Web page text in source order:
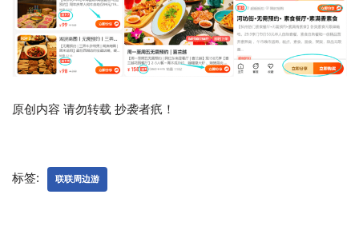
原创内容 请勿转载 抄袭者疧！
标签: 联联周边游